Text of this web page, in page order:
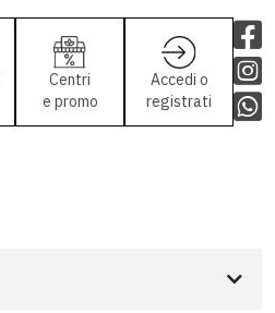
Centri
e promo
Accedi o
registrati